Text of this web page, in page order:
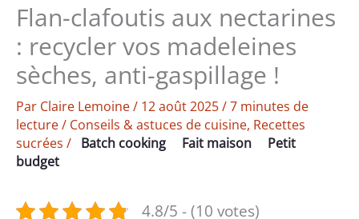
Flan-clafoutis aux nectarines
: recycler vos madeleines
sèches, anti-gaspillage !
Par Claire Lemoine/ 12 août 2025/7 minutes de
lecture/ Conseils & astuces de cuisine, Recettes
sucrées / Batch cooking Fait maison
Petit
budget
4.8/5 - (10 votes)